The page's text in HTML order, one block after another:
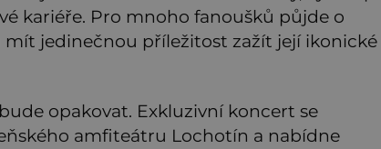
kariéře. Pro mnoho fanoušků půjde o
jedinečnou příležitost zažít její ikonické
opakovat. Exkluzivní koncert se
amfiteátru Lochotín a nabídne